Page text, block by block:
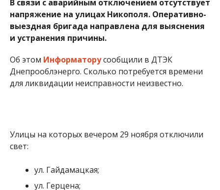
свет:
ул. Гайдамацкая;
ул. Герцена;
ул. Северная;
ул. Передовиков,;
ул. Чалого;
ул. 50 лет НЗФ;
ул. Ивана Мазепы;